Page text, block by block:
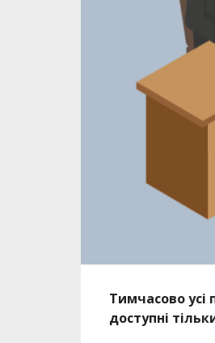
Тимчасово усі
доступні